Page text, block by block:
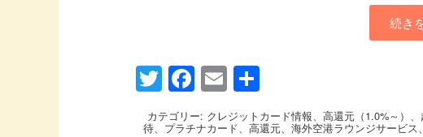
続き
TwitterFacebook
Email
有
カテゴリー: クレジットカード情報、高還元（1.0%～） 、
待、 プラチナカード、高還元、海外空港ラウンジサービス、